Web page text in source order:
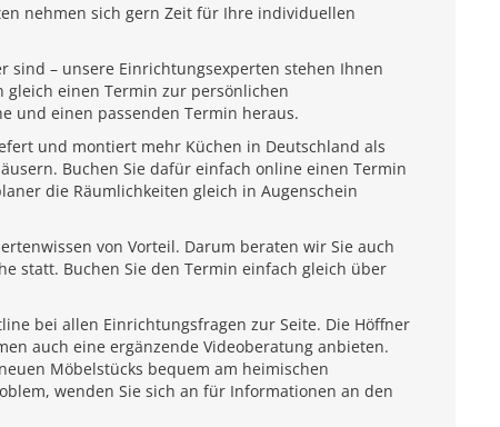
nehmen sich gern Zeit für Ihre individuellen
sind – unsere Einrichtungsexperten stehen Ihnen
gleich einen Termin zur persönlichen
und einen passenden Termin heraus.
und montiert mehr Küchen in Deutschland als
Buchen Sie dafür einfach online einen Termin
die Räumlichkeiten gleich in Augenschein
von Vorteil. Darum beraten wir Sie auch
statt. Buchen Sie den Termin einfach gleich über
bei allen Einrichtungsfragen zur Seite. Die Höffner
auch eine ergänzende Videoberatung anbieten.
Möbelstücks bequem am heimischen
wenden Sie sich an für Informationen an den